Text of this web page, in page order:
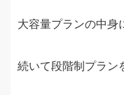
大容量プランの中身
続いて段階制プラン